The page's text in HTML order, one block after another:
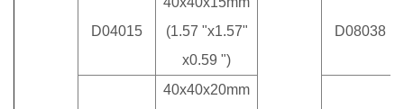
D04015
(1.57 "x1.57"
x0.59 ")
D08038
40x40x20mm